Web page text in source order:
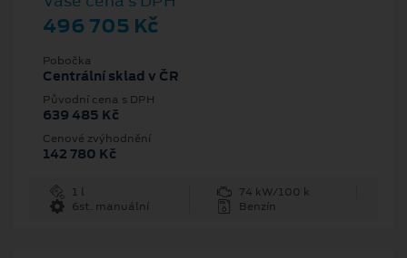
496 705 Kč
Pobočka
Centrální sklad v ČR
Původní cena s DPH
639 485 Kč
Cenové zvýhodnění
142 780 Kč
1 l
74 kW/100 k
6st. manuální
Benzín